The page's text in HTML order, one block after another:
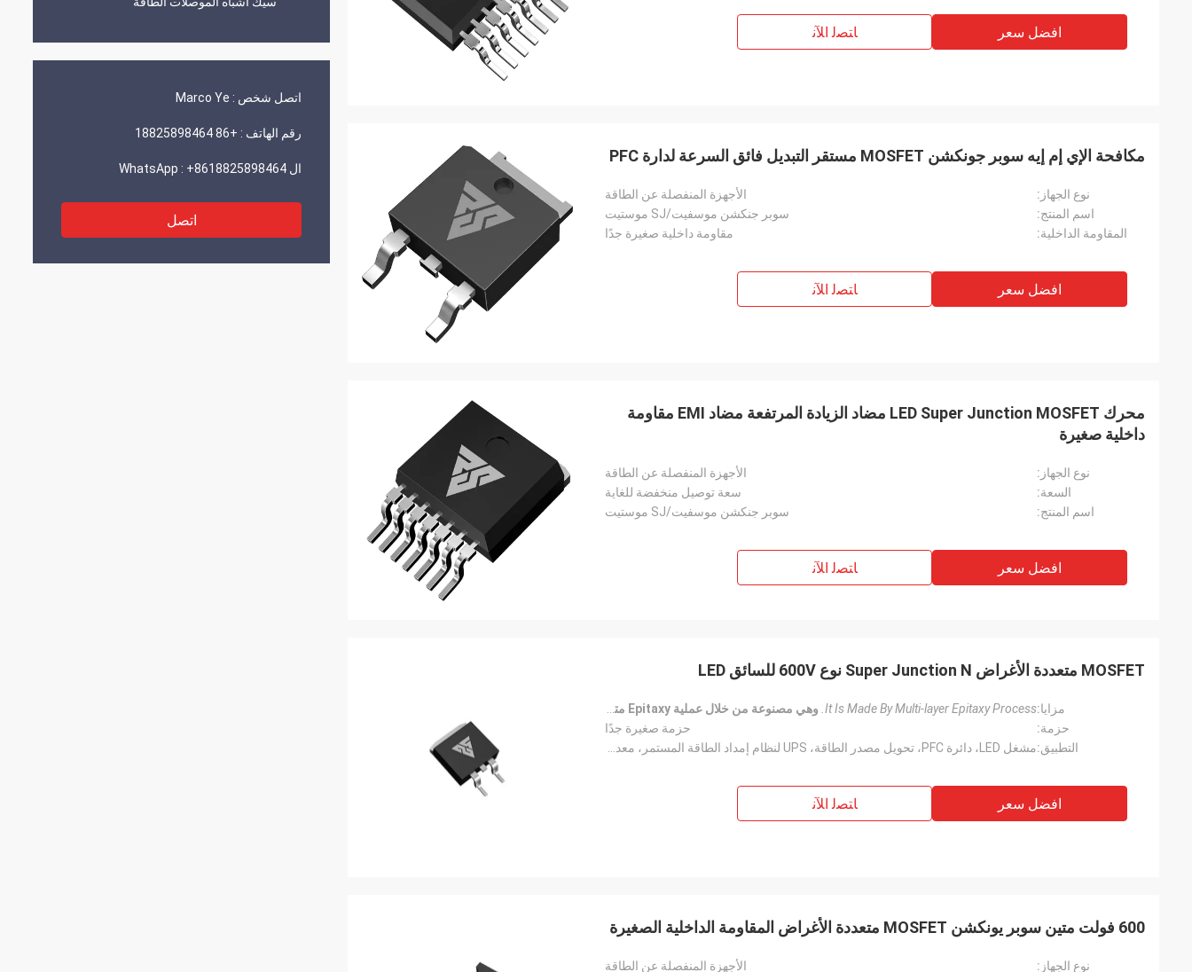
اتصل شخص : Marco Ye
رقم الهاتف : +86 18825898464
ال WhatsApp : +8618825898464
اتصل
افضل سعر ﺎﺘﺼﻟ ﺍﻶﻧ
مكافحة الإي إم إيه سوبر جونكشن MOSFET مستقر التبديل فائق السرعة لدارة PFC
نوع الجهاز:
الأجهزة المنفصلة عن الطاقة
اسم المنتج:
سوبر جنكشن موسفيت/SJ موستيت
المقاومة الداخلية:
مقاومة داخلية صغيرة جدًا
افضل سعر ﺎﺘﺼﻟ ﺍﻶﻧ
محرك LED Super Junction MOSFET مضاد الزيادة المرتفعة مضاد EMI مقاومة
داخلية صغيرة
نوع الجهاز:
الأجهزة المنفصلة عن الطاقة
السعة:
سعة توصيل منخفضة للغاية
اسم المنتج:
سوبر جنكشن موسفيت/SJ موستيت
افضل سعر ﺎﺘﺼﻟ ﺍﻶﻧ
MOSFET متعددة الأغراض Super Junction N نوع 600V للسائق LED
مزايا:It Is Made By Multi-layer Epitaxy Process. وهي مصنوعة من خلال عملية Epitaxy متعددة الطبقات
حزمة:
حزمة صغيرة جدًا
التطبيق:
افضل سعر ﺎﺘﺼﻟ ﺍﻶﻧ
600 فولت متين سوبر يونكشن MOSFET متعددة الأغراض المقاومة الداخلية الصغيرة
نوع الجهاز:
الأجهزة المنفصلة عن الطاقة